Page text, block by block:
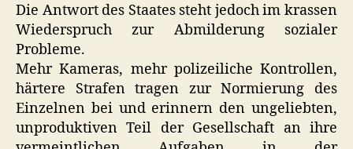
Die Antwort des Staates steht jedoch im krassen
Wiederspruch zur Abmilderung sozialer
Probleme.
Mehr Kameras, mehr polizeiliche Kontrollen,
härtere Strafen tragen zur Normierung des
Einzelnen bei und erinnern den ungeliebten,
unproduktiven Teil der Gesellschaft an ihre